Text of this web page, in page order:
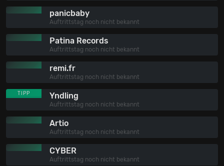
panicbaby
Auftrittstag noch nicht bekannt
Patina Records
Auftrittstag noch nicht bekannt
remi.fr
Auftrittstag noch nicht bekannt
TIPP Yndling
Auftrittstag noch nicht bekannt
Artio
Auftrittstag noch nicht bekannt
CYBER
Auftrittstag noch nicht bekannt